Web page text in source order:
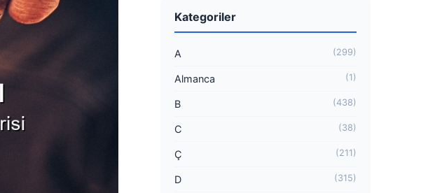
Kategoriler
A (299)
Almanca (1)
B (438)
C (38)
Ç (211)
D (315)